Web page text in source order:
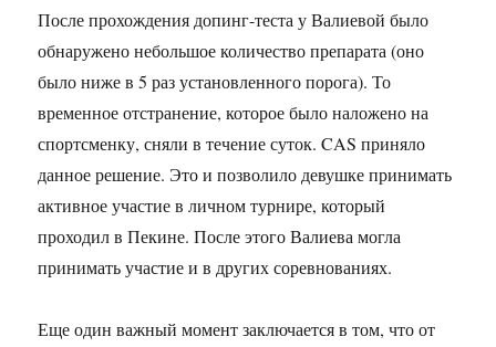
После прохождения допинг-теста у Валиевой было
обнаружено небольшое количество препарата (оно
было ниже в 5 раз установленного порога). То
временное отстранение, которое было наложено на
спортсменку, сняли в течение суток. CAS приняло
данное решение. Это и позволило девушке принимать
активное участие в личном турнире, который
проходил в Пекине. После этого Валиева могла
принимать участие и в других соревнованиях.
Еще один важный момент заключается в том, что от